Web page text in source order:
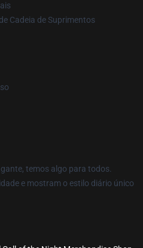
Cadeia de Suprimentos
temos algo para todos.
e mostram o estilo diário único